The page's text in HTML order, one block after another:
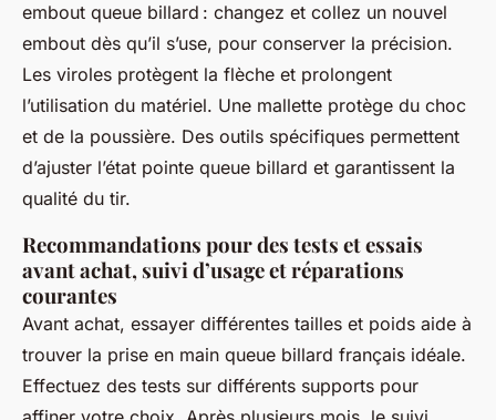
embout queue billard : changez et collez un nouvel
embout dès qu’il s’use, pour conserver la précision.
Les viroles protègent la flèche et prolongent
l’utilisation du matériel. Une mallette protège du choc
et de la poussière. Des outils spécifiques permettent
d’ajuster l’état pointe queue billard et garantissent la
qualité du tir.
Recommandations pour des tests et essais
avant achat, suivi d’usage et réparations
courantes
Avant achat, essayer différentes tailles et poids aide à
trouver la prise en main queue billard français idéale.
Effectuez des tests sur différents supports pour